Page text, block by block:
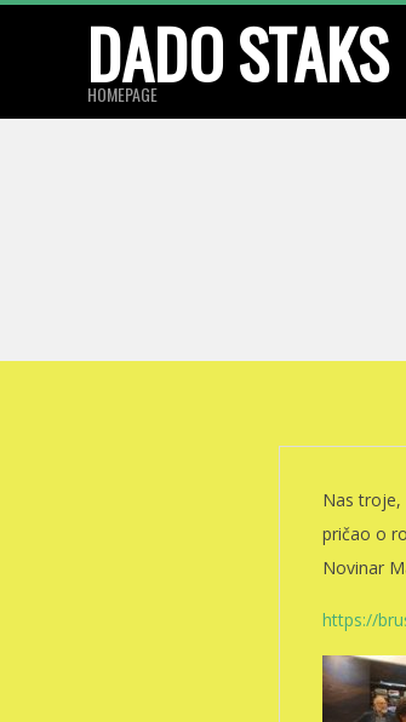
DADO STAKS
HOMEPAGE
Nas troje,
pričao o
Novinar
https://